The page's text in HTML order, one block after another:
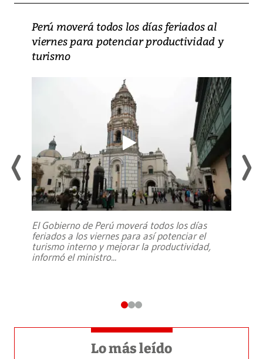
Perú moverá todos los días feriados al
viernes para potenciar productividad y
turismo
El Gobierno de Perú moverá todos los días
feriados a los viernes para así potenciar el
turismo interno y mejorar la productividad,
informó el ministro...
Lo más leído